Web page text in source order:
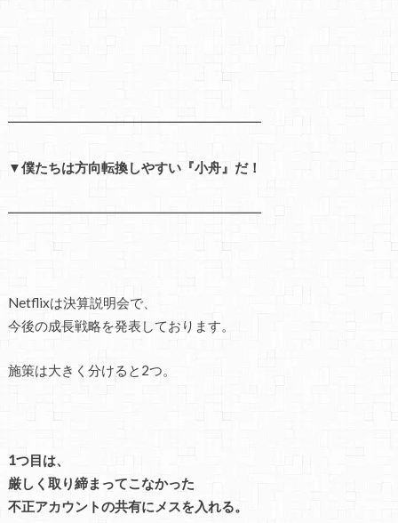
━━━━━━━━━━━━━━━━━━━
▼僕たちは方向転換しやすい『小舟』だ！
━━━━━━━━━━━━━━━━━━━
Netflixは決算説明会で、
今後の成長戦略を発表しております。
施策は大きく分けると2つ。
1つ目は、
厳しく取り締まってこなかった
不正アカウントの共有にメスを入れる。